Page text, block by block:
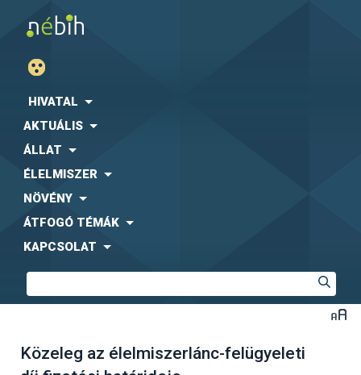
HIVATAL
AKTUÁLIS
ÁLLAT
ÉLELMISZER
NÖVÉNY
ÁTFOGÓ TÉMÁK
KAPCSOLAT
Közeleg az élelmiszerlánc-felügyeleti